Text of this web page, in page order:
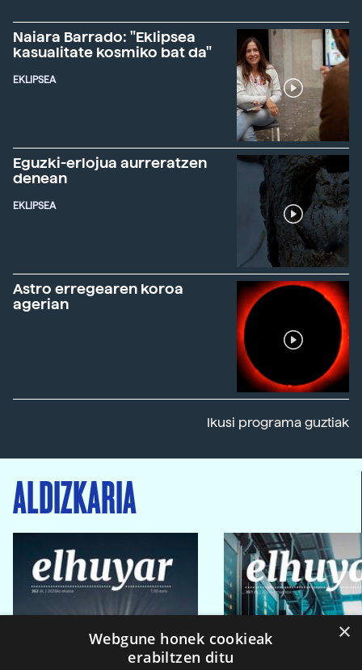
Naiara Barrado: "Eklipsea
kasualitate kosmiko bat da"
EKLIPSEA
Eguzki-erlojua aurreratzen
denean
EKLIPSEA
Astro erregearen koroa
agerian
Ikusi programa guztiak
ALDIZKARIA
×
Webgune honek cookieak
erabiltzen ditu